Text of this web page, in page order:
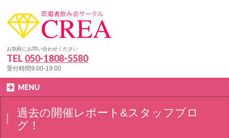
お気軽にお問い合わせください
TEL 050-1808-5580
受付時間9:00-19:00
MENU
過去の開催レポート&スタッフブロ
グ！